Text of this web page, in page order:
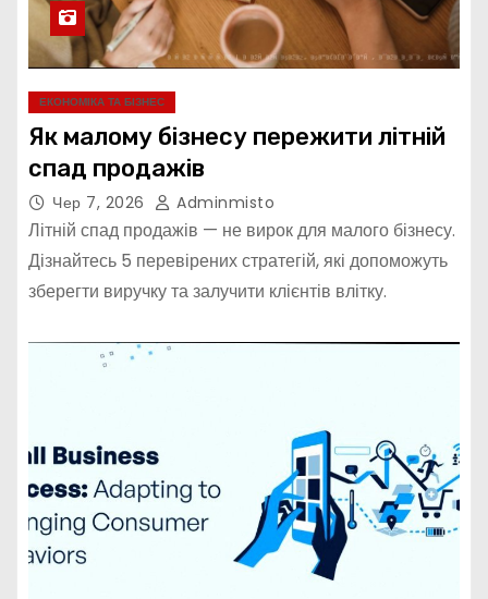
ЕКОНОМІКА ТА БІЗНЕС
Як малому бізнесу пережити літній
спад продажів
Чер 7, 2026 Adminmisto
Літній спад продажів — не вирок для малого бізнесу.
Дізнайтесь 5 перевірених стратегій, які допоможуть
зберегти виручку та залучити клієнтів влітку.